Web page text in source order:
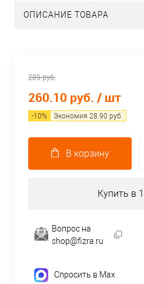
ОПИСАНИЕ ТОВАРА
289 руб.
260.10 руб. / шт
-10% Экономия 28.90 руб.
В корзину
Купить в
Вопрос на
shop@fizra.ru
Спросить в Max